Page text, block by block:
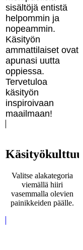
sisältöjä entistä
helpommin ja
nopeammin.
Käsityön
ammattilaiset ovat
apunasi uutta
oppiessa.
Tervetuloa
käsityön
inspiroivaan
maailmaan!
Valitse alakategoria
viemällä hiiri
vasemmalla olevien
painikkeiden päälle.